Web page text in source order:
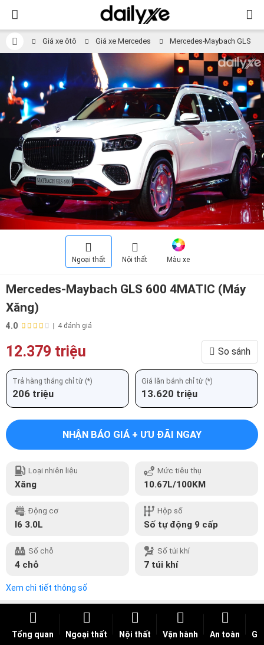
Giá xe ôtô Giá xe Mercedes Mercedes-Maybach GLS
Ngoại thất Nội thất Màu xe
Mercedes-Maybach GLS 600 4MATIC (Máy
Xăng)
4.0 | 4 đánh giá
12.379 triệu So sánh
Trả hàng tháng chỉ từ (*)
206 triệu
Giá lăn bánh chỉ từ (*)
13.620 triệu
NHẬN BÁO GIÁ + ƯU ĐÃI NGAY
Loại nhiên liệu
Xăng
Mức tiêu thụ
10.67L/100KM
Động cơ
I6 3.0L
Hộp số
Số tự động 9 cấp
Số chỗ
4 chỗ
Số túi khí
7 túi khí
Xem chi tiết thông số
Tổng quan Ngoại thất Nội thất Vận hành An toàn